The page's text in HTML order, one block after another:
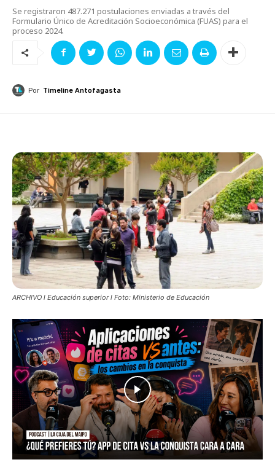
Se registraron 487.271 postulaciones enviadas a través del
Formulario Único de Acreditación Socioeconómica (FUAS) para el
proceso 2024.
Por Timeline Antofagasta
ARCHIVO l Educación superior l Foto: Ministerio de Educación